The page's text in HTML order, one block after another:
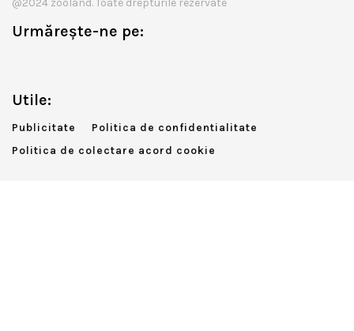
@2024 zooland. Toate drepturile rezervate
Urmărește-ne pe:
Utile:
Publicitate
Politica de confidentialitate
Politica de colectare acord cookie